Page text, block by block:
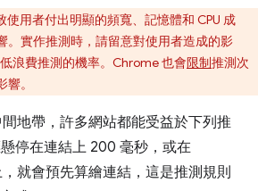
使用者付出明顯的頻寬、記憶體和 CPU 成
。實作推測時，請留意對使用者造成的影
浪費推測的機率。Chrome 也會限制推測次
。
地帶，許多網站都能受益於下列推
停在連結上 200 毫秒，或在
就會預先算繪連結，這是推測規則